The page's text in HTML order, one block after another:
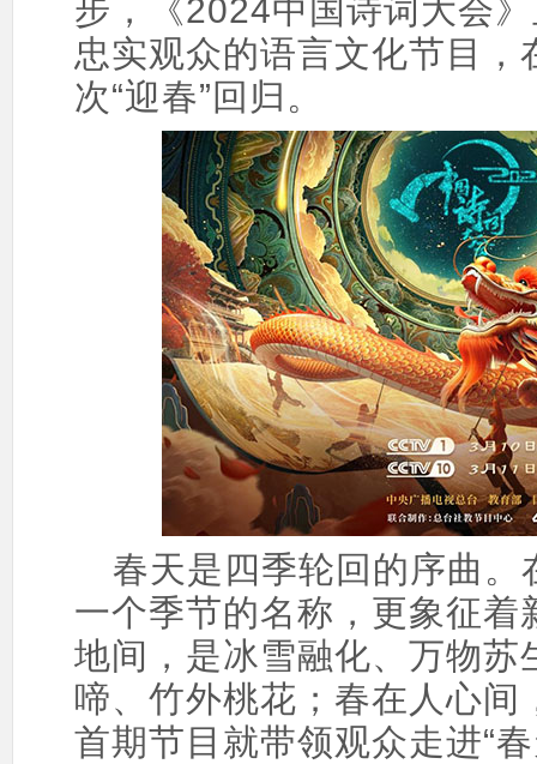
步，《2024中国诗词大会
忠实观众的语言文化节目
次“迎春”回归。
春天是四季轮回的序曲。
一个季节的名称，更象征
地间，是冰雪融化、万物
啼、竹外桃花；春在人心
首期节目就带领观众走进“